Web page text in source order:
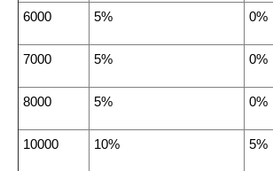
6000 5% 0%
7000 5% 0%
8000 5% 0%
10000 10% 5%